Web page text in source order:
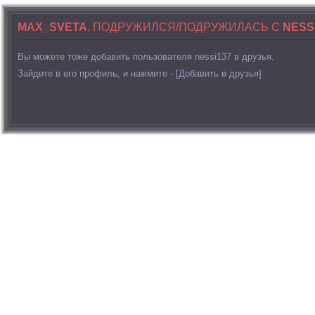
MAX_SVETA, ПОДРУЖИЛСЯ/ПОДРУЖИЛАСЬ С
Вы можете тоже добавить пользователя nessi137 в друзья.
Зайдите в его профиль, и нажмите - [Добавить в друзья]